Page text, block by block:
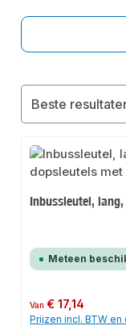
Inbussleutel, lang,
Meteen
Normale prijs:
Van€ 17,14
Prijzen incl. BTW